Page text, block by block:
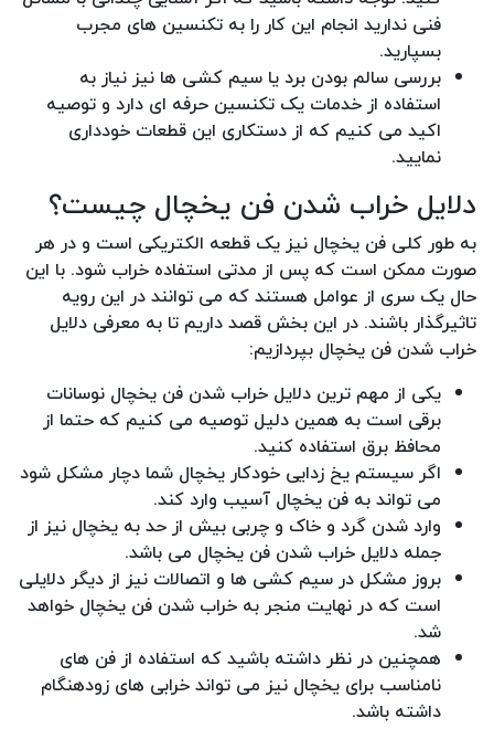
فنی ندارید انجام این کار را به تکنسین های مجرب
بسپارید.
بررسی سالم بودن برد یا سیم کشی ها نیز نیاز به
استفاده از خدمات یک تکنسین حرفه ای دارد و توصیه
اکید می کنیم که از دستکاری این قطعات خودداری
نمایید.
دلایل خراب شدن فن یخچال چیست؟
به طور کلی فن یخچال نیز یک قطعه الکتریکی است و در هر
صورت ممکن است که پس از مدتی استفاده خراب شود. با این
حال یک سری از عوامل هستند که می توانند در این رویه
تاثیرگذار باشند. در این بخش قصد داریم تا به معرفی دلایل
خراب شدن فن یخچال بپردازیم:
یکی از مهم ترین دلایل خراب شدن فن یخچال نوسانات
برقی است به همین دلیل توصیه می کنیم که حتما از
محافظ برق استفاده کنید.
اگر سیستم یخ زدایی خودکار یخچال شما دچار مشکل شود
می تواند به فن یخچال آسیب وارد کند.
وارد شدن گرد و خاک و چربی بیش از حد به یخچال نیز از
جمله دلایل خراب شدن فن یخچال می باشد.
بروز مشکل در سیم کشی ها و اتصالات نیز از دیگر دلایلی
است که در نهایت منجر به خراب شدن فن یخچال خواهد
شد.
همچنین در نظر داشته باشید که استفاده از فن های
نامناسب برای یخچال نیز می تواند خرابی های زودهنگام
داشته باشد.